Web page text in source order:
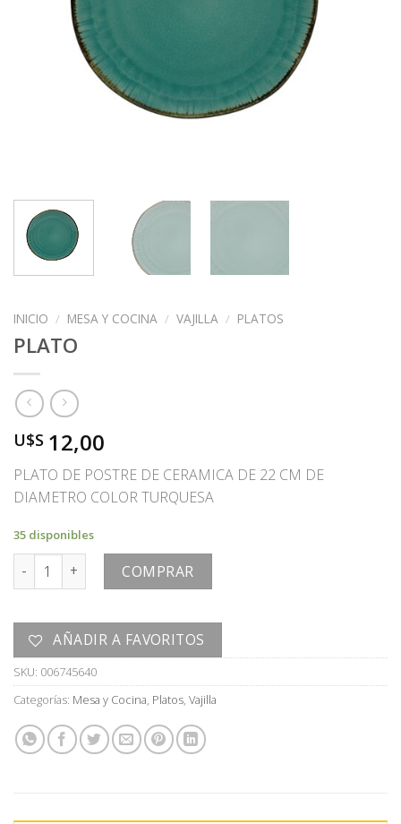
INICIO / MESA Y COCINA / VAJILLA / PLATOS
PLATO
U$S 12,00
PLATO DE POSTRE DE CERAMICA DE 22 CM DE
DIAMETRO COLOR TURQUESA
35 disponibles
PLATO cantidad COMPRAR
AÑADIR A FAVORITOS
SKU: 006745640
Categorías: Mesa y Cocina, Platos, Vajilla